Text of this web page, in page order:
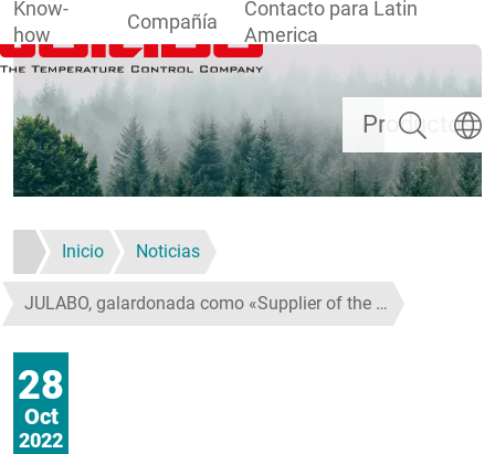
Pasar al contenido principal
Productos
Know-
how
Compañía
Contacto para Latin
America
Buscar
Inicio Noticias
JULABO, galardonada como «Supplier of the …
28
Oct
2022